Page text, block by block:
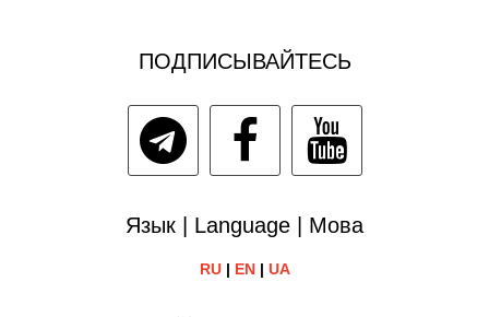
ПОДПИСЫВАЙТЕСЬ
Язык | Language | Мова
RU| EN| UA